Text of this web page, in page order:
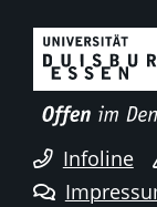
Infoline